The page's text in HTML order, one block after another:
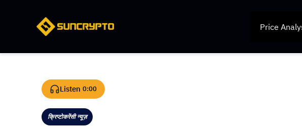
Price
Listen 0:00
Categories
क्रिप्टोकरेंसी न्यूज़